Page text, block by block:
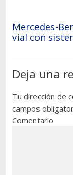
Mercedes-
vial con
Deja una
Tu dirección de
campos
Comentario